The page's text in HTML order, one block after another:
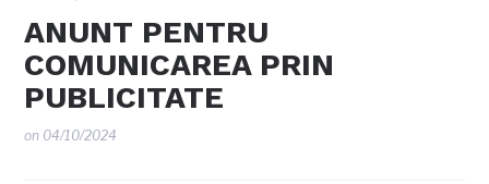
ANUNT PENTRU
COMUNICAREA PRIN
PUBLICITATE
on 04/10/2024